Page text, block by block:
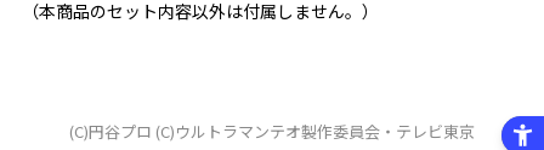
（本商品のセット内容以外は付属しません。）
(C)円谷プロ (C)ウルトラマンテオ製作委員会・テレビ東京